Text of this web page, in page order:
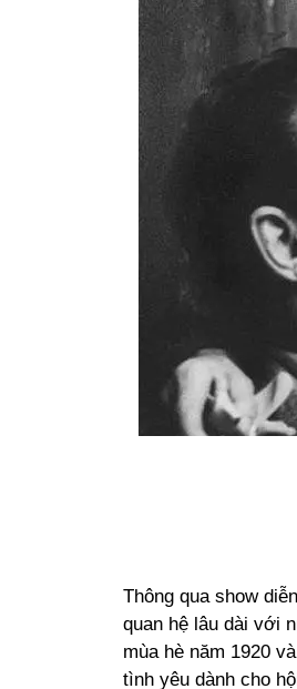
Thông qua show
quan hệ lâu dài với
mùa hè năm 1920
tình yêu dành cho